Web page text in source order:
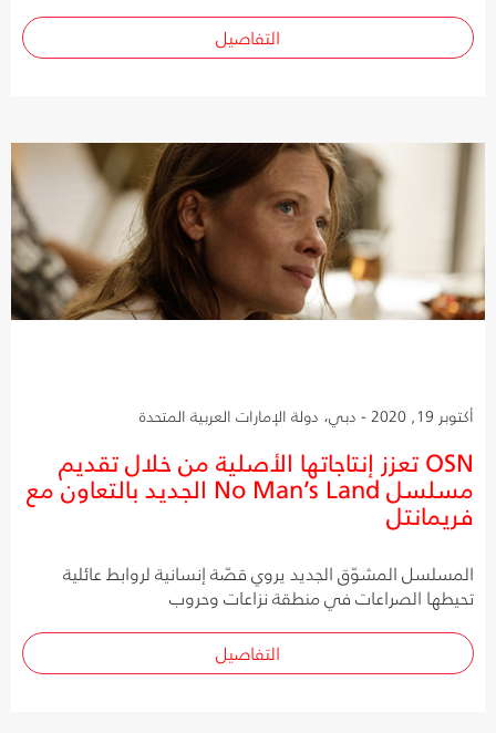
التفاصيل
أكتوبر 19, 2020 - دبي، دولة الإمارات العربية المتحدة
OSN تعزز إنتاجاتها الأصلية من خلال تقديم
مسلسل No Man’s Land الجديد بالتعاون مع
فريمانتل
المسلسل المشوّق الجديد يروي قصّة إنسانية لروابط عائلية
تحيطها الصراعات في منطقة نزاعات وحروب
التفاصيل